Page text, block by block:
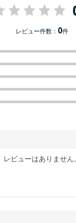
レビュー件数：0件
レビューはありません